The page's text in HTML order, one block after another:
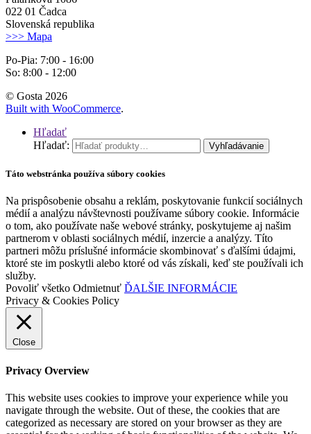
022 01 Čadca
Slovenská republika
>>> Mapa
Po-Pia: 7:00 - 16:00
So: 8:00 - 12:00
© Gosta 2026
Built with WooCommerce.
Hľadať
Hľadať:
Vyhľadávanie
Táto webstránka používa súbory cookies
Na prispôsobenie obsahu a reklám, poskytovanie funkcií sociálnych
médií a analýzu návštevnosti používame súbory cookie. Informácie
o tom, ako používate naše webové stránky, poskytujeme aj našim
partnerom v oblasti sociálnych médií, inzercie a analýzy. Títo
partneri môžu príslušné informácie skombinovať s ďalšími údajmi,
ktoré ste im poskytli alebo ktoré od vás získali, keď ste používali ich
služby.
Povoliť všetko Odmietnuť ĎALŠIE INFORMÁCIE
Privacy & Cookies Policy
Close
Privacy Overview
This website uses cookies to improve your experience while you
navigate through the website. Out of these, the cookies that are
categorized as necessary are stored on your browser as they are